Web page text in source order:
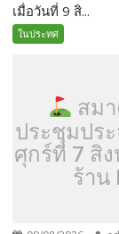
เมื่อวันที่ 9 สิ...
ในประทศ
สม
ประชุมปร
ศุกร์ที่ 7 สิ
ร้าน